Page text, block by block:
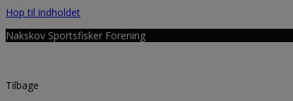
Hop til indholdet
Nakskov Sportsfisker Forening
Tilbage